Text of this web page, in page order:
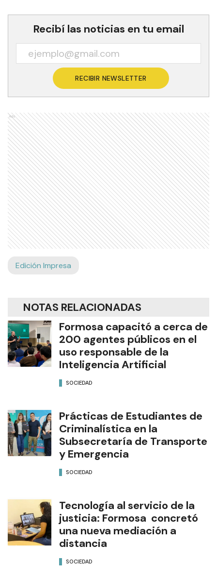
Recibí las noticias en tu email
RECIBIR NEWSLETTER
Ads
Edición Impresa
NOTAS RELACIONADAS
Formosa capacitó a cerca de
200 agentes públicos en el
uso responsable de la
Inteligencia Artificial
SOCIEDAD
Prácticas de Estudiantes de
Criminalística en la
Subsecretaría de Transporte
y Emergencia
SOCIEDAD
Tecnología al servicio de la
justicia: Formosa concretó
una nueva mediación a
distancia
SOCIEDAD